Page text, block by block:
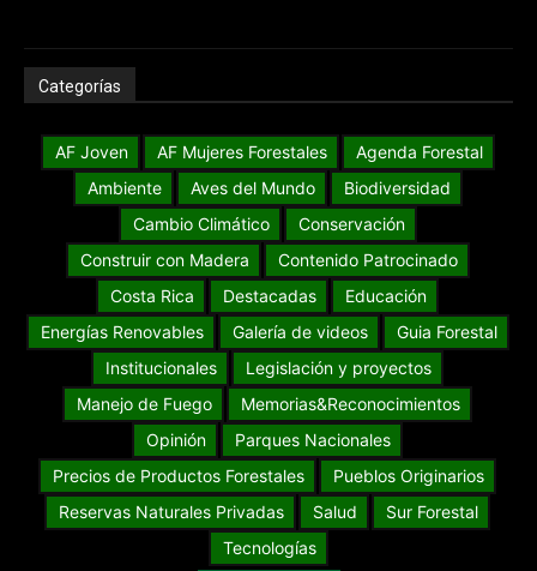
Categorías
AF Joven AF Mujeres Forestales
Agenda Forestal
Ambiente
Aves del Mundo
Biodiversidad
Cambio Climático
Conservación
Construir con Madera
Contenido Patrocinado
Costa Rica
Destacadas
Educación
Energías Renovables
Galería de videos
Guia Forestal
Institucionales
Legislación y proyectos
Manejo de Fuego
Memorias&Reconocimientos
Opinión
Parques Nacionales
Precios de Productos Forestales
Pueblos Originarios
Reservas Naturales Privadas
Salud
Sur Forestal
Tecnologías